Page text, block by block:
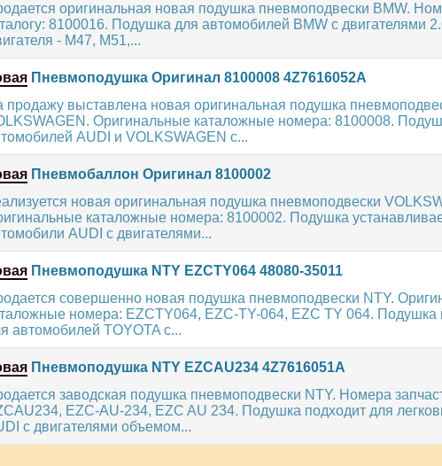
оригинальная новая подушка пневмоподвески BMW.
8100016. Подушка для автомобилей BMW с двигателями
- M47, M51,...
Пневмоподушка Оригинал 8100008 4Z7616052A
продажу выставлена новая оригинальная подушка
Оригинальные каталожные номера: 8100008.
AUDI и VOLKSWAGEN с...
Пневмобаллон Оригинал 8100002
новая оригинальная подушка пневмоподвески
каталожные номера: 8100002. Подушка
AUDI с двигателями...
Пневмоподушка NTY EZCTY064 48080-35011
совершенно новая подушка пневмоподвески NTY.
номера: EZCTY064, EZC-TY-064, EZC TY 064. Подушка
автомобилей TOYOTA с...
Пневмоподушка NTY EZCAU234 4Z7616051A
заводская подушка пневмоподвески NTY. Номера
EZC-AU-234, EZC AU 234. Подушка подходит для
с двигателями объемом...